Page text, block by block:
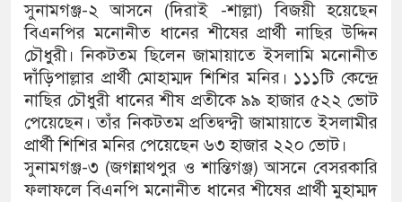
সুনামগঞ্জ-২ আসনে (দিরাই -শাল্লা) বিজয়ী হয়েছেন
বিএনপির মনোনীত ধানের শীষের প্রার্থী নাছির উদ্দিন
চৌধুরী। নিকটতম ছিলেন জামায়াতে ইসলামি মনোনীত
দাঁড়িপাল্লার প্রার্থী মোহাম্মদ শিশির মনির। ১১১টি কেন্দ্রে
নাছির চৌধুরী ধানের শীষ প্রতীকে ৯৯ হাজার ৫২২ ভোট
পেয়েছেন। তাঁর নিকটতম প্রতিদ্বন্দ্বী জামায়াতে ইসলামীর
প্রার্থী শিশির মনির পেয়েছেন ৬৩ হাজার ২২০ ভোট।
সুনামগঞ্জ-৩ (জগন্নাথপুর ও শান্তিগঞ্জ) আসনে বেসরকারি
ফলাফলে বিএনপি মনোনীত ধানের শীষের প্রার্থী মুহাম্মদ